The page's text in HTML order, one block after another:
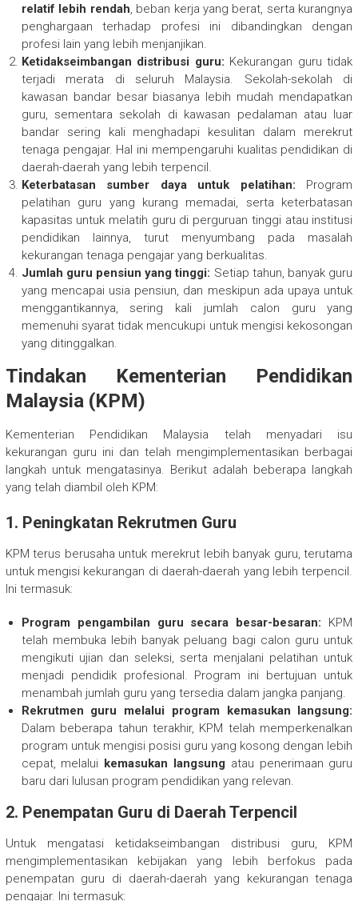
relatif lebih rendah, beban kerja yang berat, serta kurangnya
penghargaan terhadap profesi ini dibandingkan dengan
profesi lain yang lebih menjanjikan.
Ketidakseimbangan distribusi guru: Kekurangan guru tidak
terjadi merata di seluruh Malaysia. Sekolah-sekolah di
kawasan bandar besar biasanya lebih mudah mendapatkan
guru, sementara sekolah di kawasan pedalaman atau luar
bandar sering kali menghadapi kesulitan dalam merekrut
tenaga pengajar. Hal ini mempengaruhi kualitas pendidikan di
daerah-daerah yang lebih terpencil.
Keterbatasan sumber daya untuk pelatihan: Program
pelatihan guru yang kurang memadai, serta keterbatasan
kapasitas untuk melatih guru di perguruan tinggi atau institusi
pendidikan lainnya, turut menyumbang pada masalah
kekurangan tenaga pengajar yang berkualitas.
Jumlah guru pensiun yang tinggi: Setiap tahun, banyak guru
yang mencapai usia pensiun, dan meskipun ada upaya untuk
menggantikannya, sering kali jumlah calon guru yang
memenuhi syarat tidak mencukupi untuk mengisi kekosongan
yang ditinggalkan.
Tindakan Kementerian Pendidikan
Malaysia (KPM)
Kementerian Pendidikan Malaysia telah menyadari isu
kekurangan guru ini dan telah mengimplementasikan berbagai
langkah untuk mengatasinya. Berikut adalah beberapa langkah
yang telah diambil oleh KPM:
1. Peningkatan Rekrutmen Guru
KPM terus berusaha untuk merekrut lebih banyak guru, terutama
untuk mengisi kekurangan di daerah-daerah yang lebih terpencil.
Ini termasuk:
Program pengambilan guru secara besar-besaran: KPM
telah membuka lebih banyak peluang bagi calon guru untuk
mengikuti ujian dan seleksi, serta menjalani pelatihan untuk
menjadi pendidik profesional. Program ini bertujuan untuk
menambah jumlah guru yang tersedia dalam jangka panjang.
Rekrutmen guru melalui program kemasukan langsung:
Dalam beberapa tahun terakhir, KPM telah memperkenalkan
program untuk mengisi posisi guru yang kosong dengan lebih
cepat, melalui kemasukan langsung atau penerimaan guru
baru dari lulusan program pendidikan yang relevan.
2. Penempatan Guru di Daerah Terpencil
Untuk mengatasi ketidakseimbangan distribusi guru, KPM
mengimplementasikan kebijakan yang lebih berfokus pada
penempatan guru di daerah-daerah yang kekurangan tenaga
pengajar. Ini termasuk: